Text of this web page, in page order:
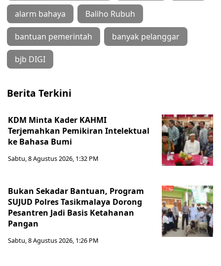
alarm bahaya Baliho Rubuh
bantuan pemerintah banyak pelanggar
bjb DIGI
Berita Terkini
KDM Minta Kader KAHMI
Terjemahkan Pemikiran Intelektual
ke Bahasa Bumi
Sabtu, 8 Agustus 2026, 1:32 PM
Bukan Sekadar Bantuan, Program
SUJUD Polres Tasikmalaya Dorong
Pesantren Jadi Basis Ketahanan
Pangan
Sabtu, 8 Agustus 2026, 1:26 PM